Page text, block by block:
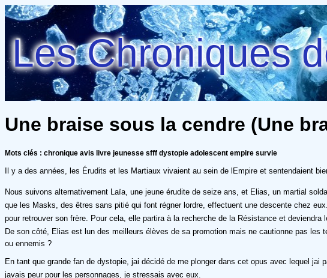
Les Chroniques
Une braise sous la cendre (Une
Mots clés : chronique avis livre jeunesse sfff dystopie adolescent empire survie
Il y a des années, les Érudits et les Martiaux vivaient au sein de lEmpire et sentendaient
Nous suivons alternativement Laïa, une jeune érudite de seize ans, et Elias, un martial
que les Masks, des êtres sans pitié qui font régner lordre, effectuent une descente chez
pour retrouver son frère. Pour cela, elle partira à la recherche de la Résistance et deviendra
De son côté, Elias est lun des meilleurs élèves de sa promotion mais ne cautionne pas
ou ennemis ?
En tant que grande fan de dystopie, jai décidé de me plonger dans cet opus avec lequel
javais peur pour les personnages, je stressais avec eux.